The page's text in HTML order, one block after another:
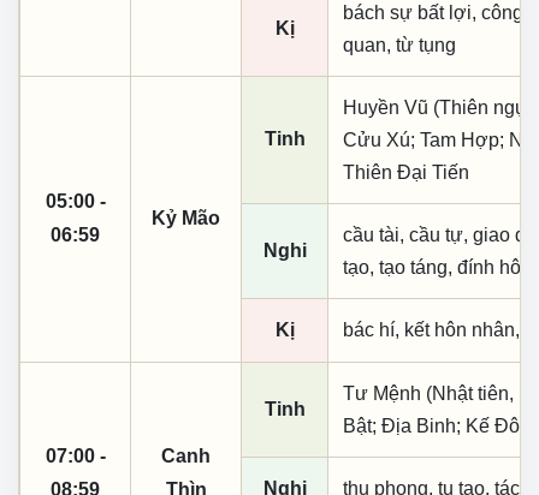
Kị
bách sự bất lợi, công
quan, từ tụng
05:00 -
06:59
Kỷ Mão
Tinh
Huyền Vũ (Thiên
Cửu Xú; Tam Hợp;
Thiên Đại Tiến
Nghi
cầu tài, cầu tự, giao
tạo, tạo táng, đính hôn
Kị bác hí, kết hôn nhân,
07:00 -
08:59
Canh
Thìn
Tinh
Tư Mệnh (Nhật tiên,
Bật; Địa Binh; Kế Đô
Nghi thụ phong, tu tạo, tác